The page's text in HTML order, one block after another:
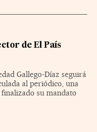
de El País
Gallego-Díaz seguirá
al periódico, una
finalizado su mandato